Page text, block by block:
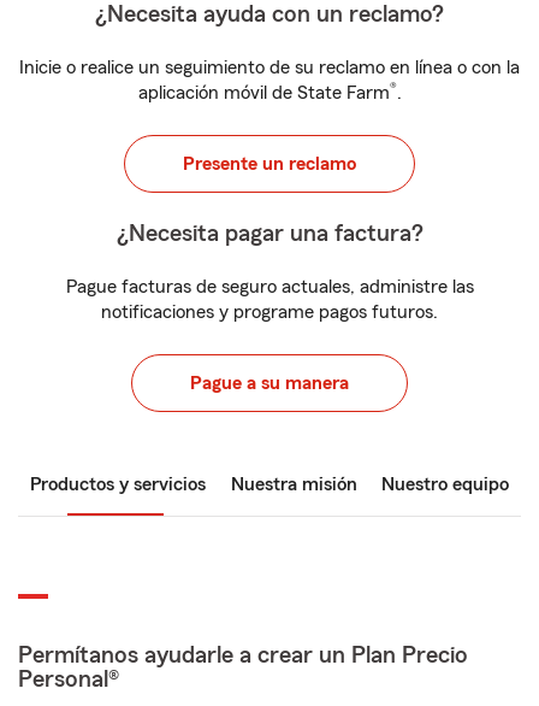
¿Necesita ayuda con un reclamo?
Inicie o realice un seguimiento de su reclamo en línea o con la
aplicación móvil de State Farm®.
Presente un reclamo
¿Necesita pagar una factura?
Pague facturas de seguro actuales, administre las
notificaciones y programe pagos futuros.
Pague a su manera
Productos y servicios Nuestra misión Nuestro equipo
Permítanos ayudarle a crear un Plan Precio
Personal®